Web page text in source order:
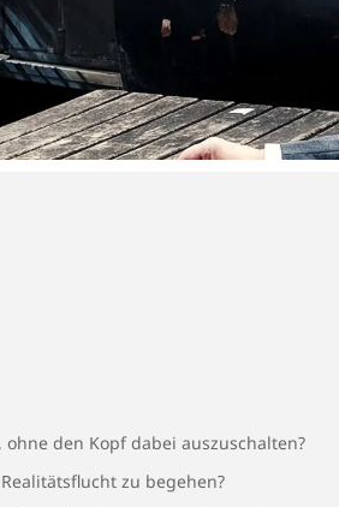
den Kopf dabei auszuschalten?
zu begehen?